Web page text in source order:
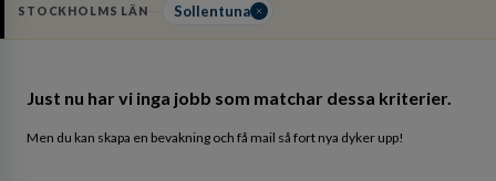
STOCKHOLMS LÄN Sollentuna
Just nu har vi inga jobb som matchar dessa kriterier.
Men du kan skapa en bevakning och få mail så fort nya dyker upp!